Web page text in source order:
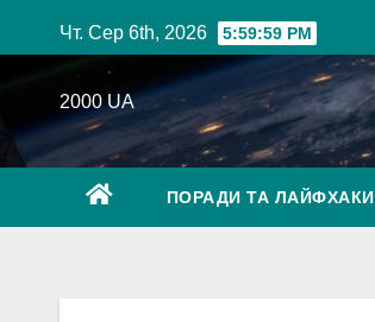
до
Чт. Сер 6th, 2026 6:00:00 PM
2000 UA
ПОРАДИ ТА ЛАЙФХАКИ